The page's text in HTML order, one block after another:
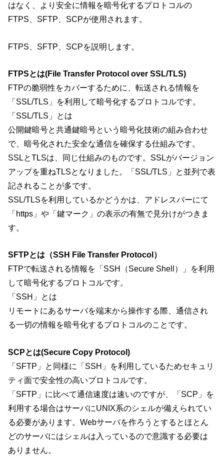
はなく、より安全に情報を暗号化するプロトコルの
FTPS、SFTP、SCPが使用されます。
FTPS、SFTP、SCPを説明します。
FTPSとは(File Transfer Protocol over SSL/TLS)
FTPの脆弱性をカバーするために、転送される情報を
「SSL/TLS」を利用して暗号化するプロトコルです。
「SSL/TLS」とは
公開鍵暗号と共通鍵暗号という暗号化技術の組み合わせ
で、暗号化された安全な通信を確保する仕組みです。
SSLとTLSは、同じ仕組みのものです。SSLがバージョン
アップを重ねTLSとなりました。「SSL/TLS」と並列で表
記されることが多です。
SSL/TLSを利用しているかどうかは、アドレスバーにて
「https」や「鍵マーク」の表示の有無で見分けがつきま
す。
SFTPとは（SSH File Transfer Protocol）
FTPで転送される情報を「SSH（Secure Shell）」を利用
して暗号化するプロトコルです。
「SSH」とは
リモートにあるサーバを端末から操作する際、通信され
る一切の情報を暗号化するプロトコルのことです。
SCPとは(Secure Copy Protocol)
「SFTP」と同様に「SSH」を利用しているためセキュリ
ティ面で安全性の高いプロトコルです。
「SFTP」に比べて通信速度は速いのですが、「SCP」を
利用する場合はサーバにUNIX系のシェルが備えられてい
る必要があります。Webサーバを作ろうとするとほとん
どのサーバにはシェルは入っているので意識する必要は
ありません。